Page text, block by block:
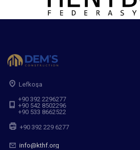
Lefkoşa
+90 392 2296277
+90 542 8502296
+90 533 8662522
+90 392 229 6277
info@kthf.org